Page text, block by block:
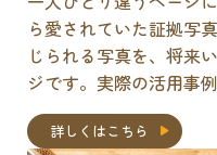
ら愛されていた証拠写
じられる写真を、将来
ジです。実際の活用事
詳しくはこちら